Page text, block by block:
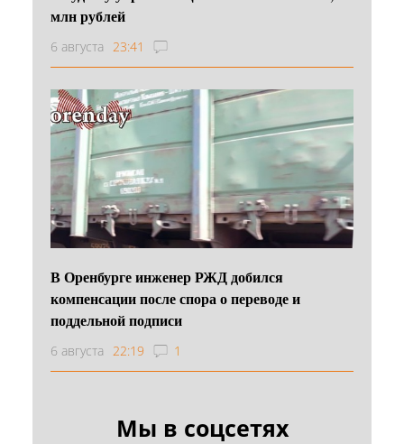
млн рублей
6 августа 23:41
В Оренбурге инженер РЖД добился
компенсации после спора о переводе и
поддельной подписи
6 августа 22:19 1
Мы в соцсетях